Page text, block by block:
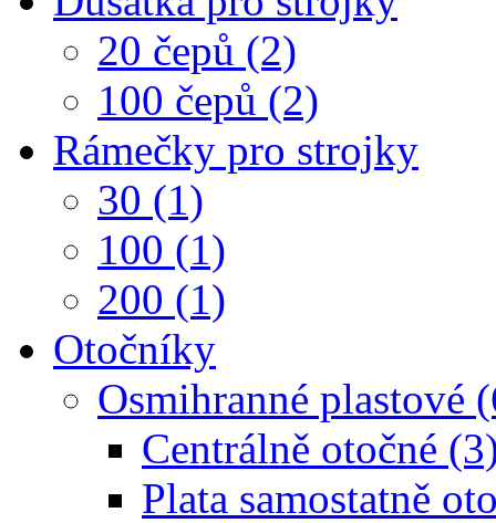
20 čepů (2)
100 čepů (2)
Rámečky pro strojky
30 (1)
100 (1)
200 (1)
Otočníky
Osmihranné plastové
Centrálně otočné
Plata samostatně